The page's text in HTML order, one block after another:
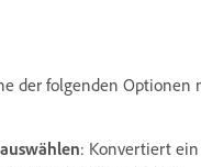
der folgenden Optionen
: Konvertiert